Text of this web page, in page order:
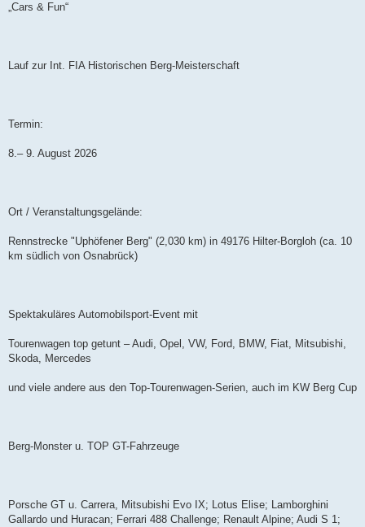
„Cars & Fun“
Lauf zur Int. FIA Historischen Berg-Meisterschaft
Termin:
8.– 9. August 2026
Ort / Veranstaltungsgelände:
Rennstrecke "Uphöfener Berg" (2,030 km) in 49176 Hilter-Borgloh (ca. 10
km südlich von Osnabrück)
Spektakuläres Automobilsport-Event mit
Tourenwagen top getunt – Audi, Opel, VW, Ford, BMW, Fiat, Mitsubishi,
Skoda, Mercedes
und viele andere aus den Top-Tourenwagen-Serien, auch im KW Berg Cup
Berg-Monster u. TOP GT-Fahrzeuge
Porsche GT u. Carrera, Mitsubishi Evo IX; Lotus Elise; Lamborghini
Gallardo und Huracan; Ferrari 488 Challenge; Renault Alpine; Audi S 1;